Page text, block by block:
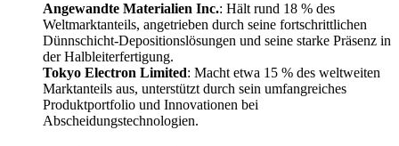
Angewandte Materialien Inc.: Hält rund 18 % des
Weltmarktanteils, angetrieben durch seine fortschrittlichen
Dünnschicht-Depositionslösungen und seine starke Präsenz in
der Halbleiterfertigung.
Tokyo Electron Limited: Macht etwa 15 % des weltweiten
Marktanteils aus, unterstützt durch sein umfangreiches
Produktportfolio und Innovationen bei
Abscheidungstechnologien.